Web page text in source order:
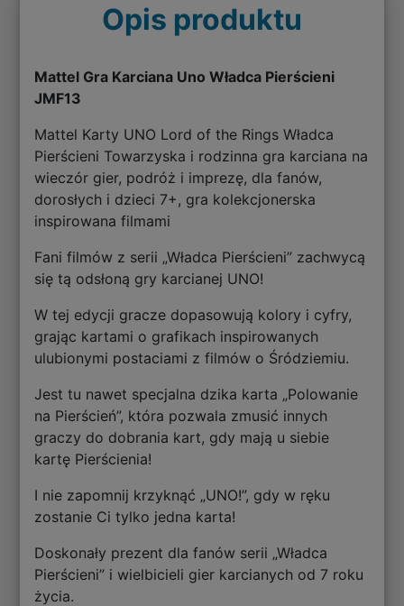
Opis produktu
Mattel Gra Karciana Uno Władca Pierścieni
JMF13
Mattel Karty UNO Lord of the Rings Władca
Pierścieni Towarzyska i rodzinna gra karciana na
wieczór gier, podróż i imprezę, dla fanów,
dorosłych i dzieci 7+, gra kolekcjonerska
inspirowana filmami
Fani filmów z serii „Władca Pierścieni” zachwycą
się tą odsłoną gry karcianej UNO!
W tej edycji gracze dopasowują kolory i cyfry,
grając kartami o grafikach inspirowanych
ulubionymi postaciami z filmów o Śródziemiu.
Jest tu nawet specjalna dzika karta „Polowanie
na Pierścień”, która pozwala zmusić innych
graczy do dobrania kart, gdy mają u siebie
kartę Pierścienia!
I nie zapomnij krzyknąć „UNO!”, gdy w ręku
zostanie Ci tylko jedna karta!
Doskonały prezent dla fanów serii „Władca
Pierścieni” i wielbicieli gier karcianych od 7 roku
życia.